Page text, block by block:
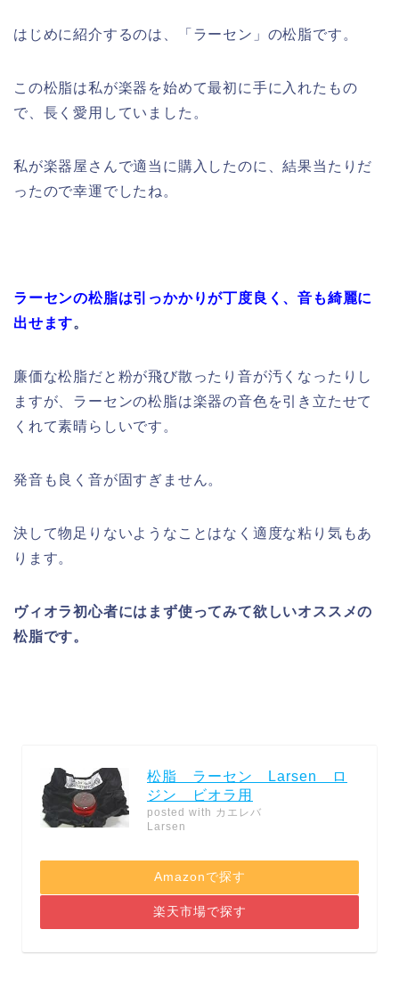
はじめに紹介するのは、「ラーセン」の松脂です。
この松脂は私が楽器を始めて最初に手に入れたもの
で、長く愛用していました。
私が楽器屋さんで適当に購入したのに、結果当たりだ
ったので幸運でしたね。
ラーセンの松脂は引っかかりが丁度良く、音も綺麗に
出せます。
廉価な松脂だと粉が飛び散ったり音が汚くなったりし
ますが、ラーセンの松脂は楽器の音色を引き立たせて
くれて素晴らしいです。
発音も良く音が固すぎません。
決して物足りないようなことはなく適度な粘り気もあ
ります。
ヴィオラ初心者にはまず使ってみて欲しいオススメの
松脂です。
松脂 ラーセン Larsen ロ
ジン ビオラ用
posted with カエレバ
Larsen
Amazonで探す
楽天市場で探す